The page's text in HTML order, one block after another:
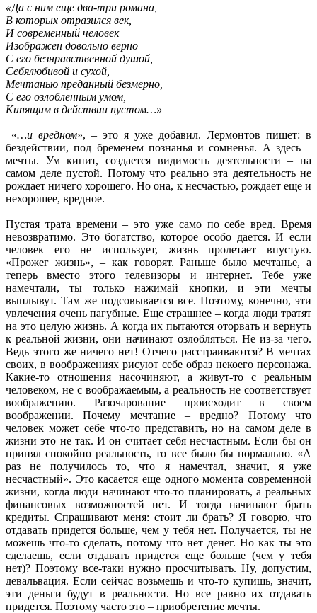
«Да с ним еще два-три романа,
В которых отразился век,
И современный человек
Изображен довольно верно
С его безнравственной душой,
Себялюбивой и сухой,
Мечтанью преданный безмерно,
С его озлобленным умом,
Кипящим в действии пустом…»
«…и вредном», – это я уже добавил. Лермонтов пишет: в
бездействии, под бременем познанья и сомненья. А здесь –
мечты. Ум кипит, создается видимость деятельности – на
самом деле пустой. Потому что реально эта деятельность не
рождает ничего хорошего. Но она, к несчастью, рождает еще и
нехорошее, вредное.
Пустая трата времени – это уже само по себе вред. Время
невозвратимо. Это богатство, которое особо дается. И если
человек его не использует, жизнь пролетает впустую.
«Прожег жизнь», – как говорят. Раньше было мечтанье, а
теперь вместо этого телевизоры и интернет. Тебе уже
намечтали, ты только нажимай кнопки, и эти мечты
выплывут. Там же подсовывается все. Поэтому, конечно, эти
увлечения очень пагубные. Еще страшнее – когда люди тратят
на это целую жизнь. А когда их пытаются оторвать и вернуть
к реальной жизни, они начинают озлобляться. Не из-за чего.
Ведь этого же ничего нет! Отчего расстраиваются? В мечтах
своих, в воображениях рисуют себе образ некоего персонажа.
Какие-то отношения насочиняют, а живут-то с реальным
человеком, не с воображаемым, а реальность не соответствует
воображению. Разочарование происходит в своем
воображении. Почему мечтание – вредно? Потому что
человек может себе что-то представить, но на самом деле в
жизни это не так. И он считает себя несчастным. Если бы он
принял спокойно реальность, то все было бы нормально. «А
раз не получилось то, что я намечтал, значит, я уже
несчастный». Это касается еще одного момента современной
жизни, когда люди начинают что-то планировать, а реальных
финансовых возможностей нет. И тогда начинают брать
кредиты. Спрашивают меня: стоит ли брать? Я говорю, что
отдавать придется больше, чем у тебя нет. Получается, ты не
можешь что-то сделать, потому что нет денег. Но как ты это
сделаешь, если отдавать придется еще больше (чем у тебя
нет)? Поэтому все-таки нужно просчитывать. Ну, допустим,
девальвация. Если сейчас возьмешь и что-то купишь, значит,
эти деньги будут в реальности. Но все равно их отдавать
придется. Поэтому часто это – приобретение мечты.